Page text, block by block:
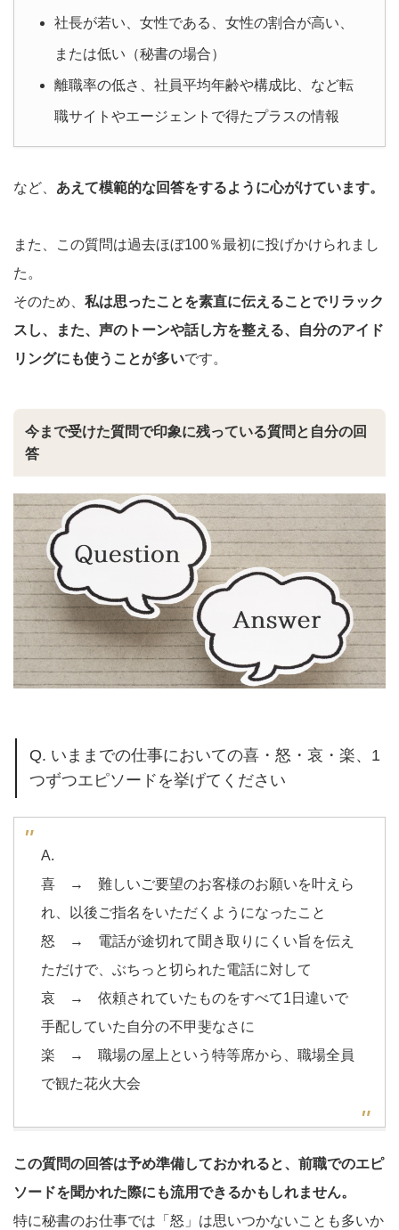
社長が若い、女性である、女性の割合が高い、
または低い（秘書の場合）
離職率の低さ、社員平均年齢や構成比、など転
職サイトやエージェントで得たプラスの情報
など、 あえて模範的な回答をするように心がけています。
また、この質問は過去ほぼ100％最初に投げかけられまし
た。
そのため、 私は思ったことを素直に伝えることでリラック
スし、また、声のトーンや話し方を整える、自分のアイド
リングにも使うことが多いです。
今まで受けた質問で印象に残っている質問と自分の回
答
Q. いままでの仕事においての喜・怒・哀・楽、1
つずつエピソードを挙げてください
A.
喜 → 難しいご要望のお客様のお願いを叶えら
れ、以後ご指名をいただくようになったこと
怒 → 電話が途切れて聞き取りにくい旨を伝え
ただけで、ぶちっと切られた電話に対して
哀 → 依頼されていたものをすべて1日違いで
手配していた自分の不甲斐なさに
楽 → 職場の屋上という特等席から、職場全員
で観た花火大会
この質問の回答は予め準備しておかれると、前職でのエピ
ソードを聞かれた際にも流用できるかもしれません。
特に秘書のお仕事では「怒」は思いつかないことも多いか